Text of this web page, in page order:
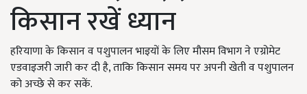
किसान रखें ध्यान
हरियाणा के किसान व पशुपालन भाइयों के लिए मौसम विभाग ने एग्रोमेट
एडवाइजरी जारी कर दी है, ताकि किसान समय पर अपनी खेती व पशुपालन
को अच्छे से कर सकें.